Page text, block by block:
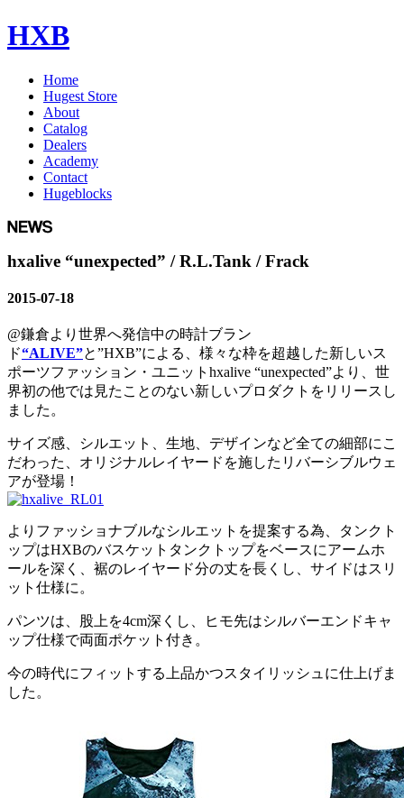
HXB
Home
Hugest Store
About
Catalog
Dealers
Academy
Contact
Hugeblocks
hxalive “unexpected” / R.L.Tank / Frack
2015-07-18
@鎌倉より世界へ発信中の時計ブラン
ド“ALIVE”と”HXB”による、様々な枠を超越した新しいス
ポーツファッション・ユニットhxalive “unexpected”より、世
界初の他では見たことのない新しいプロダクトをリリースし
ました。
サイズ感、シルエット、生地、デザインなど全ての細部にこ
だわった、オリジナルレイヤードを施したリバーシブルウェ
アが登場！
よりファッショナブルなシルエットを提案する為、タンクト
ップはHXBのバスケットタンクトップをベースにアームホ
ールを深く、裾のレイヤード分の丈を長くし、サイドはスリ
ット仕様に。
パンツは、股上を4cm深くし、ヒモ先はシルバーエンドキャ
ップ仕様で両面ポケット付き。
今の時代にフィットする上品かつスタイリッシュに仕上げま
した。